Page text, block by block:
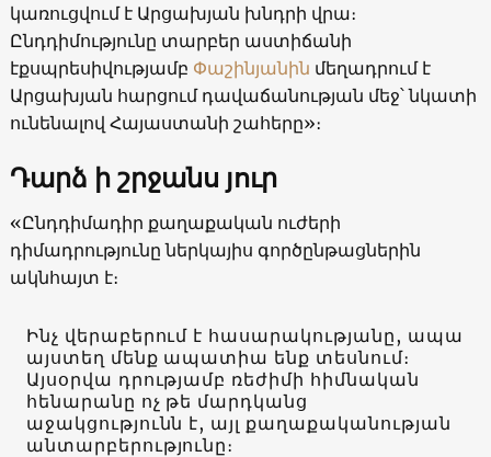
կառուցվում է Արցախյան խնդրի վրա։
Ընդդիմությունը տարբեր աստիճանի
էքսպրեսիվությամբ Փաշինյանին մեղադրում է
Արցախյան հարցում դավաճանության մեջ՝ նկատի
ունենալով Հայաստանի շահերը»։
Դարձ ի շրջանս յուր
«Ընդդիմադիր քաղաքական ուժերի
դիմադրությունը ներկայիս գործընթացներին
ակնհայտ է։
Ինչ վերաբերում է հասարակությանը, ապա
այստեղ մենք ապատիա ենք տեսնում։
Այսօրվա դրությամբ ռեժիմի հիմնական
հենարանը ոչ թե մարդկանց
աջակցությունն է, այլ քաղաքականության
անտարբերությունը։